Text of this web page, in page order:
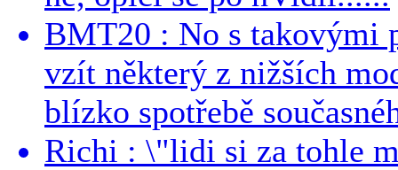
BMT20 : No s takovými
vzít některý z nižších
blízko spotřebě
Richi : \"lidi si za tohle